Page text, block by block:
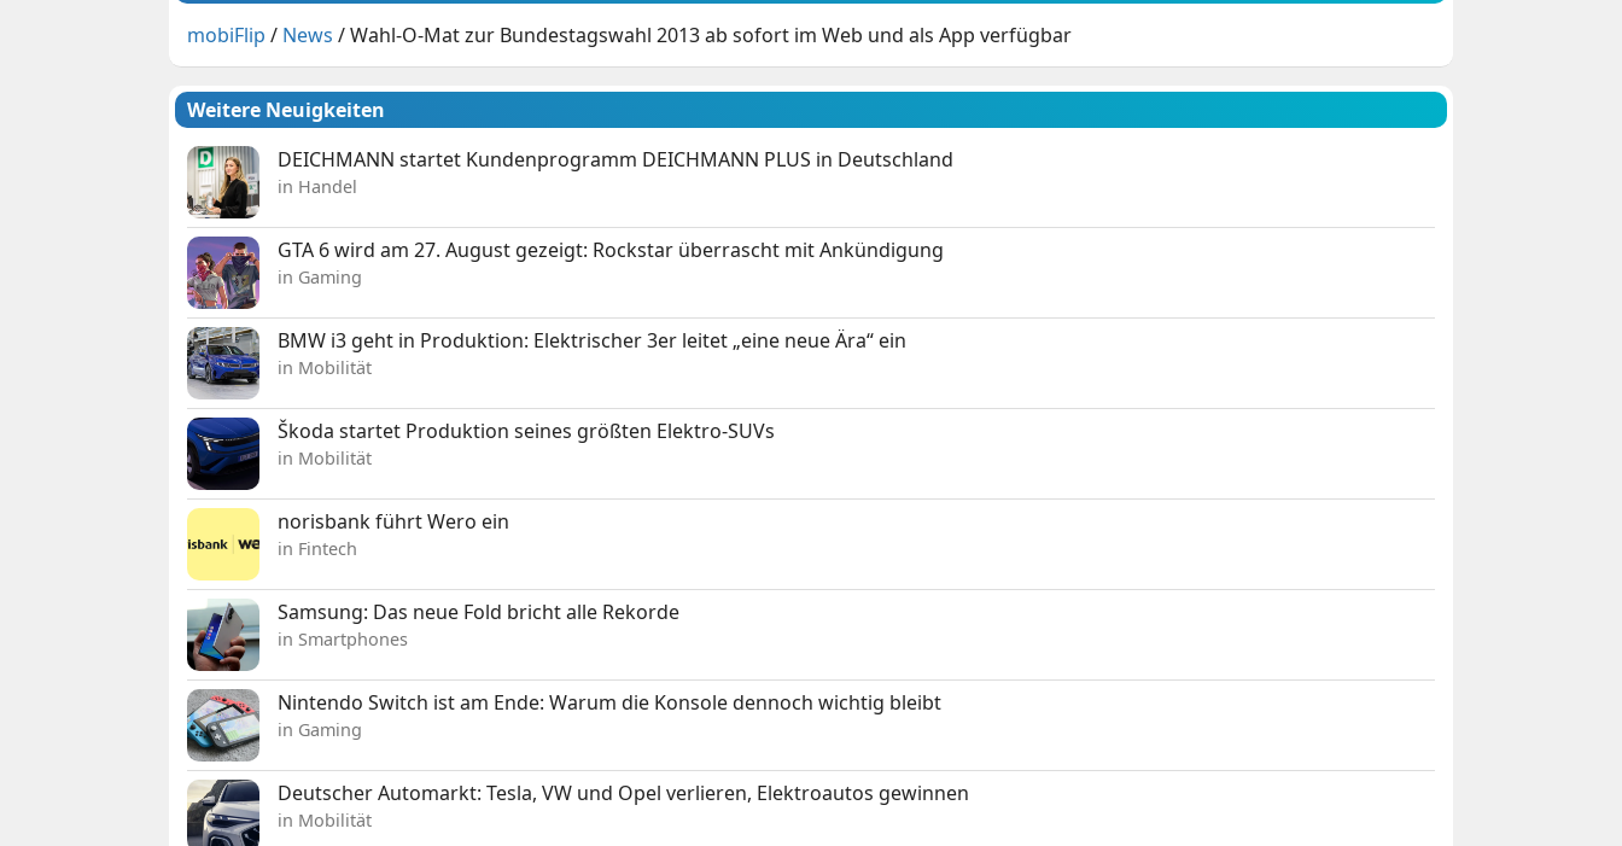
mobiFlip / News /Wahl-O-Mat zur Bundestagswahl 2013 ab sofort im Web und als App verfügbar
Weitere Neuigkeiten
DEICHMANN startet Kundenprogramm DEICHMANN PLUS in Deutschland
in Handel
GTA 6 wird am 27. August gezeigt: Rockstar überrascht mit Ankündigung
in Gaming
BMW i3 geht in Produktion: Elektrischer 3er leitet „eine neue Ära“ ein
in Mobilität
Škoda startet Produktion seines größten Elektro-SUVs
in Mobilität
norisbank führt Wero ein
in Fintech
Samsung: Das neue Fold bricht alle Rekorde
in Smartphones
Nintendo Switch ist am Ende: Warum die Konsole dennoch wichtig bleibt
in Gaming
Deutscher Automarkt: Tesla, VW und Opel verlieren, Elektroautos gewinnen
in Mobilität